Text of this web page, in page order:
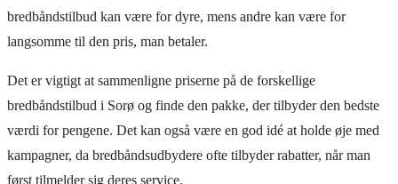
bredbåndstilbud kan være for dyre, mens andre kan være for
langsomme til den pris, man betaler.
Det er vigtigt at sammenligne priserne på de forskellige
bredbåndstilbud i Sorø og finde den pakke, der tilbyder den bedste
værdi for pengene. Det kan også være en god idé at holde øje med
kampagner, da bredbåndsudbydere ofte tilbyder rabatter, når man
først tilmelder sig deres service.